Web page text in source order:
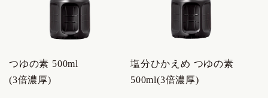
つゆの素 500ml
(3倍濃厚)
塩分ひかえめ つゆの素
500ml(3倍濃厚)